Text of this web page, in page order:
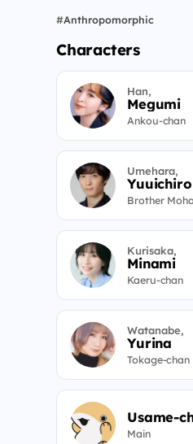
#Anthropomorphic
Characters
Han,
Megumi
Ankou-chan
Umehara,
Brother
Kurisaka,
Minami
Kaeru-chan
Watanabe,
Yurina
Tokage-chan
Usame-
Main